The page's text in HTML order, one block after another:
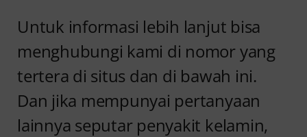
Untuk informasi lebih lanjut bisa
menghubungi kami di nomor yang
tertera di situs dan di bawah ini.
Dan jika mempunyai pertanyaan
lainnya seputar penyakit kelamin,